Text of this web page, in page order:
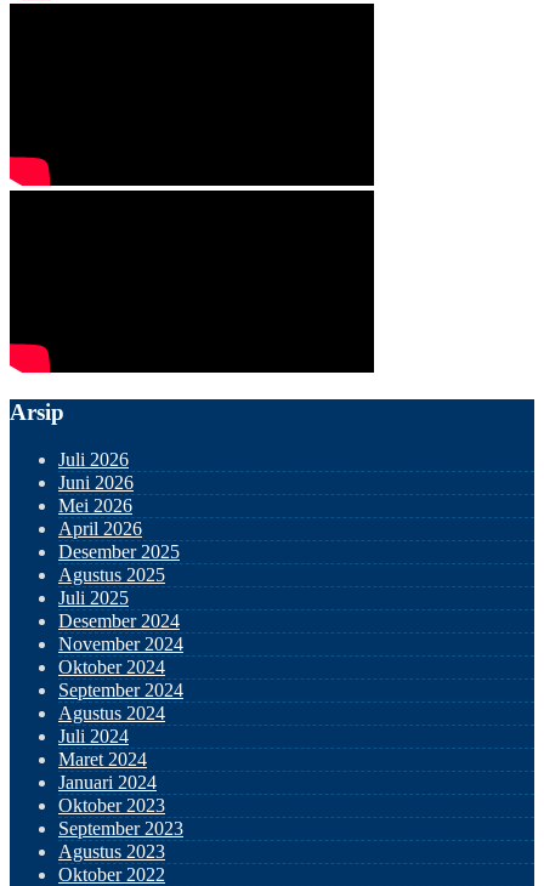
Arsip
Juli 2026
Juni 2026
Mei 2026
April 2026
Desember 2025
Agustus 2025
Juli 2025
Desember 2024
November 2024
Oktober 2024
September 2024
Agustus 2024
Juli 2024
Maret 2024
Januari 2024
Oktober 2023
September 2023
Agustus 2023
Oktober 2022